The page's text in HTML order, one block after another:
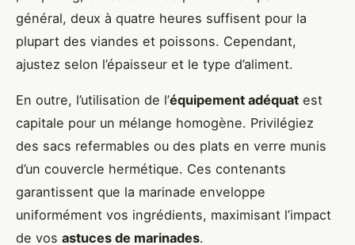
général, deux à quatre heures suffisent pour la
plupart des viandes et poissons. Cependant,
ajustez selon l’épaisseur et le type d’aliment.
En outre, l’utilisation de l’équipement adéquat est
capitale pour un mélange homogène. Privilégiez
des sacs refermables ou des plats en verre munis
d’un couvercle hermétique. Ces contenants
garantissent que la marinade enveloppe
uniformément vos ingrédients, maximisant l’impact
de vos astuces de marinades.